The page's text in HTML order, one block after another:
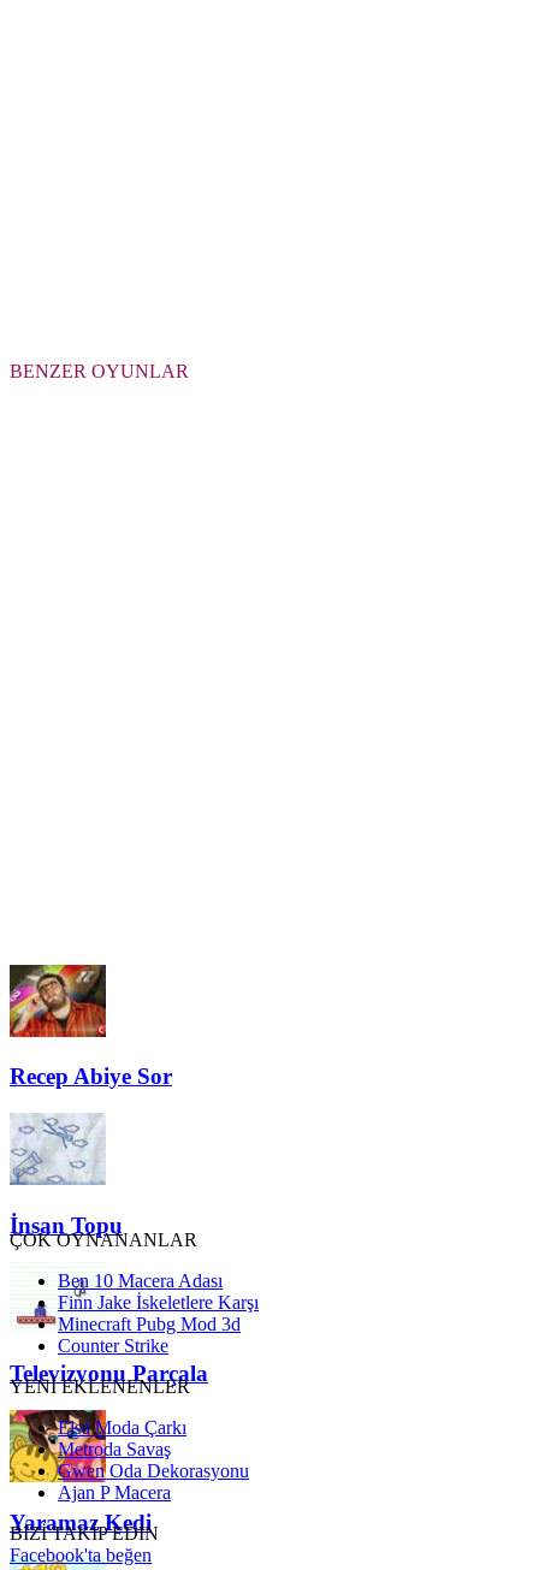
BENZER OYUNLAR
Recep Abiye Sor
İnsan Topu
Televizyonu Parçala
Yaramaz Kedi
ÇOK OYNANANLAR
Ben 10 Macera Adası
Finn Jake İskeletlere Karşı
Minecraft Pubg Mod 3d
Counter Strike
YENİ EKLENENLER
Elsa Moda Çarkı
Metroda Savaş
Gwen Oda Dekorasyonu
Ajan P Macera
BİZİ TAKİP EDİN
Facebook'ta beğen